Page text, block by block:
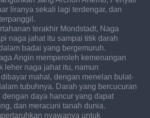
liranya sekali lagi terdengar, dan
terakhir Mondstadt, Naga
naga jahat itu sampai titik darah
badai yang bergemuruh.
Angin memperoleh kemenangan
leher naga jahat itu, namun
mahal, dengan menelan bulat-
tubuhnya. Darah yang bercucuran
daya hancur yang dapat
dan meracuni tanah dunia.
nyawanya untuk